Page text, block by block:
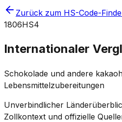
Zurück zum HS-Code-
1806HS4
Internationaler
Schokolade und andere
Lebensmittelzubereitungen
Unverbindlicher
Zollkontext und offizielle